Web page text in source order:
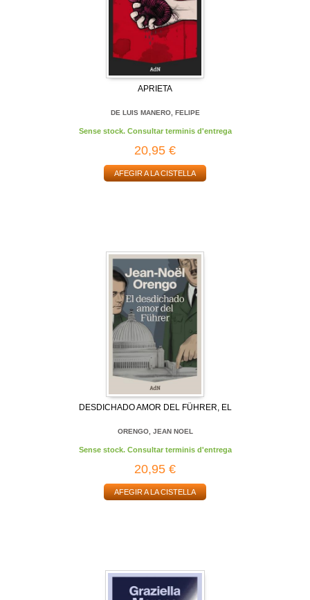
APRIETA
DE LUIS MANERO, FELIPE
Sense stock. Consultar terminis d'entrega
20,95 €
AFEGIR A LA CISTELLA
DESDICHADO AMOR DEL FÜHRER, EL
ORENGO, JEAN NOEL
Sense stock. Consultar terminis d'entrega
20,95 €
AFEGIR A LA CISTELLA